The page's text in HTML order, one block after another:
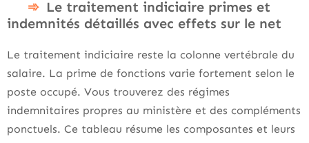
Le traitement indiciaire primes et
indemnités détaillés avec effets sur le net
Le traitement indiciaire reste la colonne vertébrale du
salaire. La prime de fonctions varie fortement selon le
poste occupé. Vous trouverez des régimes
indemnitaires propres au ministère et des compléments
ponctuels. Ce tableau résume les composantes et leurs